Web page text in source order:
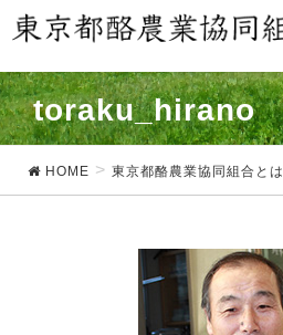
toraku_hirano
HOME 東京都酪農業協同組合とは